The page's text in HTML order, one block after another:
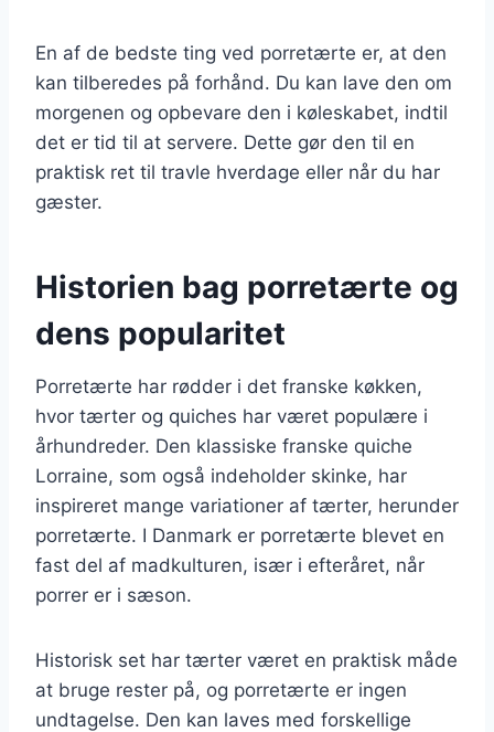
En af de bedste ting ved porretærte er, at den
kan tilberedes på forhånd. Du kan lave den om
morgenen og opbevare den i køleskabet, indtil
det er tid til at servere. Dette gør den til en
praktisk ret til travle hverdage eller når du har
gæster.
Historien bag porretærte og
dens popularitet
Porretærte har rødder i det franske køkken,
hvor tærter og quiches har været populære i
århundreder. Den klassiske franske quiche
Lorraine, som også indeholder skinke, har
inspireret mange variationer af tærter, herunder
porretærte. I Danmark er porretærte blevet en
fast del af madkulturen, især i efteråret, når
porrer er i sæson.
Historisk set har tærter været en praktisk måde
at bruge rester på, og porretærte er ingen
undtagelse. Den kan laves med forskellige